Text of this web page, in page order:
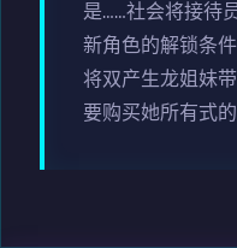
是……社会将接待
新角色的解锁条
将双产生龙姐妹
要购买她所有式